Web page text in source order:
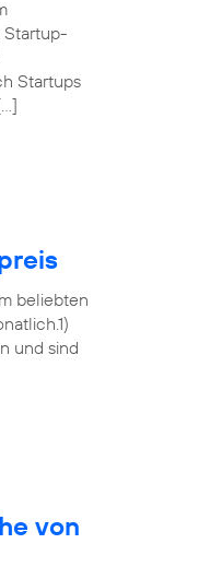
Startup-
Startups
beliebten
und sind
von